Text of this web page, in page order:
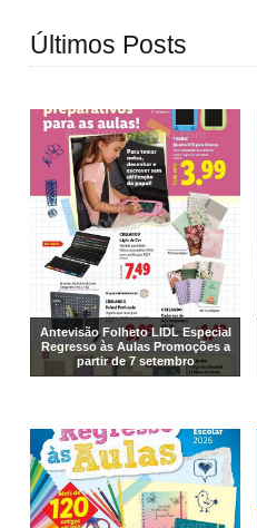
Últimos Posts
Antevisão Folheto LIDL Especial
Regresso às Aulas Promoções a
partir de 7 setembro